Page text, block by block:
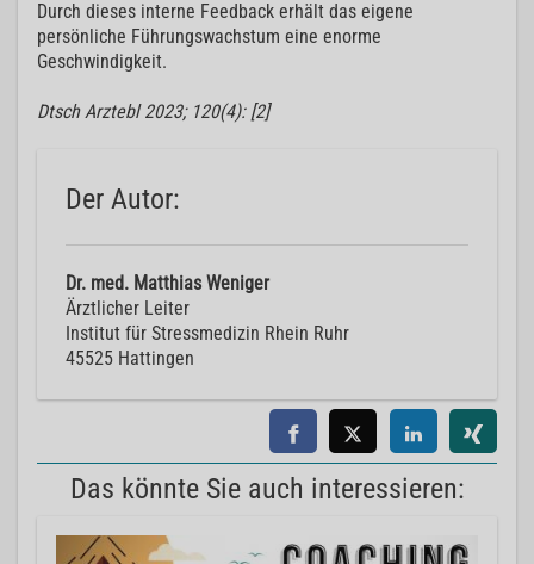
Durch dieses interne Feedback erhält das eigene
persönliche Führungswachstum eine enorme
Geschwindigkeit.
Dtsch Arztebl 2023; 120(4): [2]
Der Autor:
Dr. med. Matthias Weniger
Ärztlicher Leiter
Institut für Stressmedizin Rhein Ruhr
45525 Hattingen
Das könnte Sie auch interessieren: